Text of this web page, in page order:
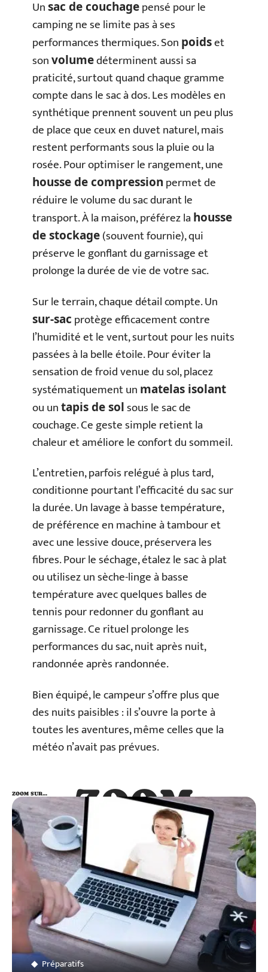
Unsac de couchagepensé pour le
camping ne se limite pas à ses
performances thermiques. Son poidset
sonvolumedéterminent aussi sa
praticité, surtout quand chaque gramme
compte dans le sac à dos. Les modèles en
synthétique prennent souvent un peu plus
de place que ceux en duvet naturel, mais
restent performants sous la pluie ou la
rosée. Pour optimiser le rangement, une
housse de compression permet de
réduire le volume du sac durant le
transport. À la maison, préférez lahousse
de stockage(souvent fournie), qui
préserve le gonflant du garnissage et
prolonge la durée de vie de votre sac.
Sur le terrain, chaque détail compte. Un
sur-sac protège efficacement contre
l’humidité et le vent, surtout pour les nuits
passées à la belle étoile. Pour éviter la
sensation de froid venue du sol, placez
systématiquement un matelas isolant
ou untapis de solsous le sac de
couchage. Ce geste simple retient la
chaleur et améliore le confort du sommeil.
L’entretien, parfois relégué à plus tard,
conditionne pourtant l’efficacité du sac sur
la durée. Un lavage à basse température,
de préférence en machine à tambour et
avec une lessive douce, préservera les
fibres. Pour le séchage, étalez le sac à plat
ou utilisez un sèche-linge à basse
température avec quelques balles de
tennis pour redonner du gonflant au
garnissage. Ce rituel prolonge les
performances du sac, nuit après nuit,
randonnée après randonnée.
Bien équipé, le campeur s’offre plus que
des nuits paisibles : il s’ouvre la porte à
toutes les aventures, même celles que la
météo n’avait pas prévues.
ZOOM
SUR…
ZOOM SUR…
Préparatifs